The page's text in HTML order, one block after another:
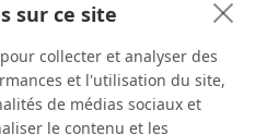
Germany
sur ce site
collecter et analyser des
et l'utilisation du site,
de médias sociaux et
le contenu et les